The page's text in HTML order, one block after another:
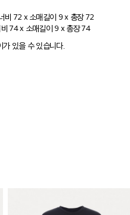
비 72 x 소매길이 9 x 총장 72
74 x 소매길이 9 x 총장 74
있을 수 있습니다.